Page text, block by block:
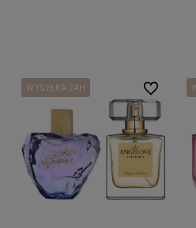
WYSYŁKA 24H
WYSYŁKA 24H
WYSYŁKA 24H Do